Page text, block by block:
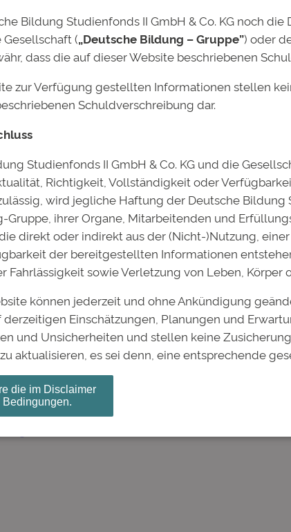
*
E-Mail-Adresse und Website in diesem Browser für
Hessischer Website Award: Deutsche
überzeugen durch
Bildung Studienfonds II GmbH & Co. KG noch
(„Deutsche Bildung – Gruppe”) oder
dass die auf dieser Website beschriebenen
zur Verfügung gestellten Informationen stellen
Schuldverschreibung dar.
Studienfonds II GmbH & Co. KG und die
Richtigkeit, Vollständigkeit oder
wird jegliche Haftung der Deutsche Bildung
Gruppe, ihrer Organe, Mitarbeitenden und
direkt oder indirekt aus der (Nicht-)Nutzung,
der bereitgestellten Informationen
Fahrlässigkeit sowie Verletzung von Leben,
können jederzeit und ohne Ankündigung
Einschätzungen, Planungen und
und Unsicherheiten und stellen keine
aktualisieren, es sei denn, eine entsprechende
die im Disclaimer